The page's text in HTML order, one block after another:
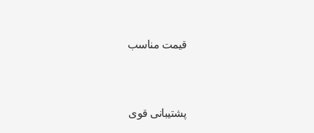
قیمت مناسب
پشتیبانی قوی